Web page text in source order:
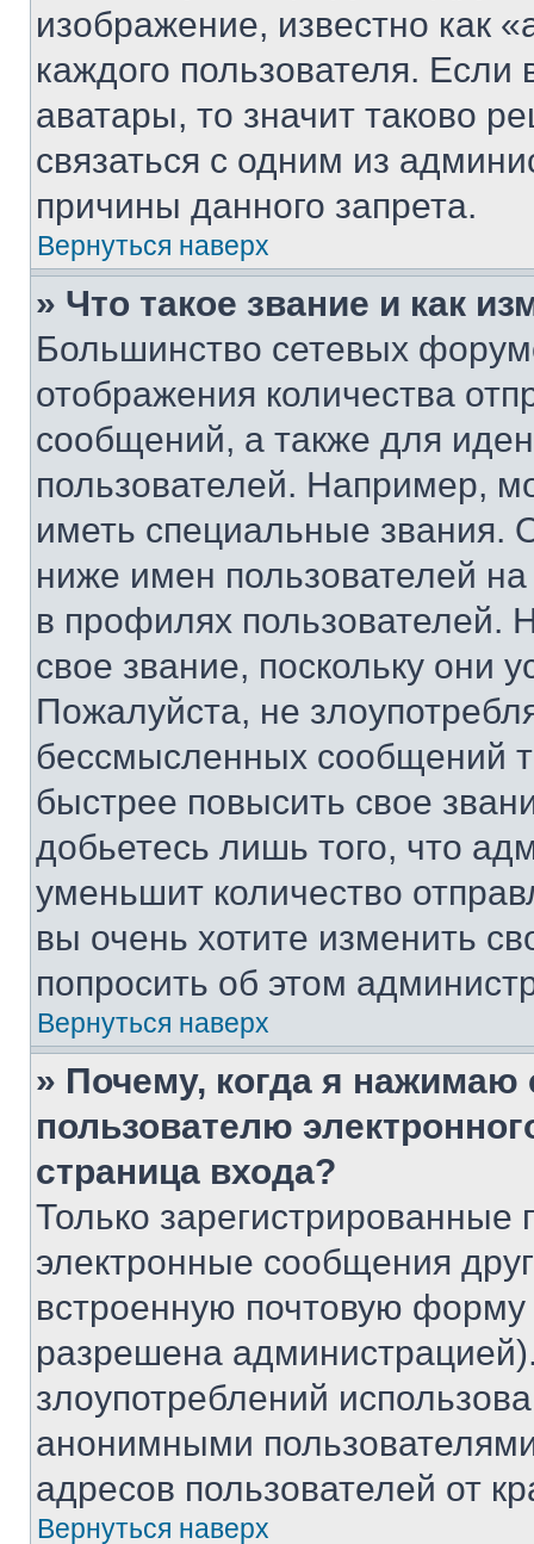
изображение, известно как
каждого пользователя.
аватары, то значит таково
связаться с одним из
причины данного запрета.
Вернуться наверх
» Что такое звание и как
Большинство сетевых
отображения количества
сообщений, а также для
пользователей. Например,
иметь специальные звания.
ниже имен пользователей
в профилях
свое звание, поскольку они
Пожалуйста, не
бессмысленных сообщений
быстрее повысить свое
добьетесь лишь того, что
уменьшит количество
вы очень хотите изменить
попросить об этом
Вернуться наверх
» Почему, когда я нажимаю
пользователю
страница входа?
Только зарегистрированные
электронные сообщения
встроенную почтовую
разрешена
злоупотреблений
анонимными
адресов пользователей от
Вернуться наверх